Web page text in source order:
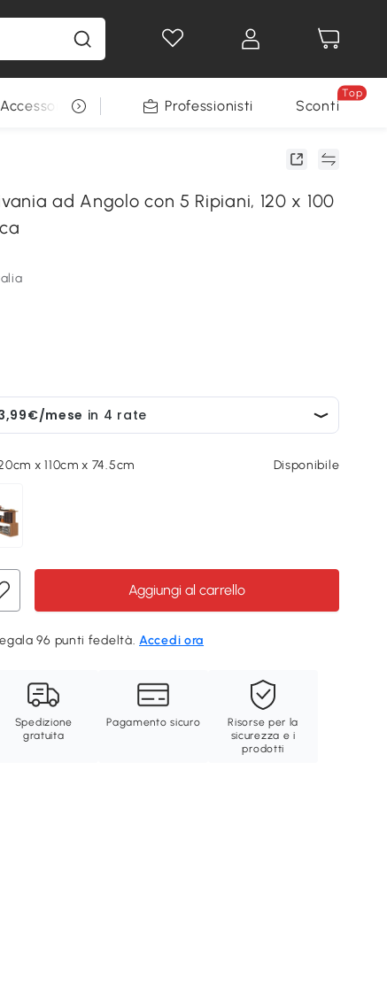
Accessori per animali Professionisti Sconti
Top
ad Angolo con 5 Ripiani, 120 x 100
x 110cm x 74.5cm Disponibile
Aggiungi al carrello
96 punti fedeltà.Accedi ora
Spedizione
gratuita
Pagamento sicuro
Risorse per la
sicurezza e i
prodotti